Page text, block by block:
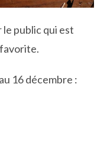
public qui est
16 décembre :